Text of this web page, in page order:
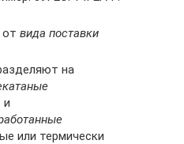
от вида поставки
на
и
или термически